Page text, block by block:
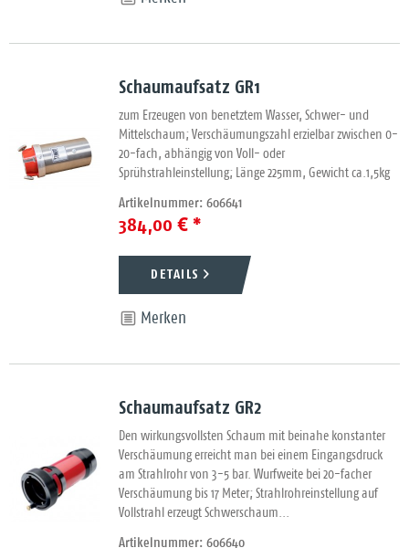
Schaumaufsatz GR1
zum Erzeugen von benetztem Wasser, Schwer- und
Mittelschaum; Verschäumungszahl erzielbar zwischen 0-
20-fach, abhängig von Voll- oder
Sprühstrahleinstellung; Länge 225mm, Gewicht ca.1,5kg
Artikelnummer: 606641
384,00 € *
DETAILS
Merken
Schaumaufsatz GR2
Den wirkungsvollsten Schaum mit beinahe konstanter
Verschäumung erreicht man bei einem Eingangsdruck
am Strahlrohr von 3-5 bar. Wurfweite bei 20-facher
Verschäumung bis 17 Meter; Strahlrohreinstellung auf
Vollstrahl erzeugt Schwerschaum...
Artikelnummer: 606640